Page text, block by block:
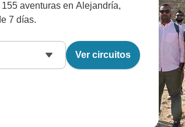
aventuras en Alejandría,
7 días.
Ver circuitos